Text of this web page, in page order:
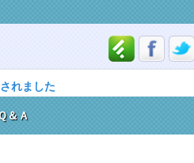
れました
＆Ａ